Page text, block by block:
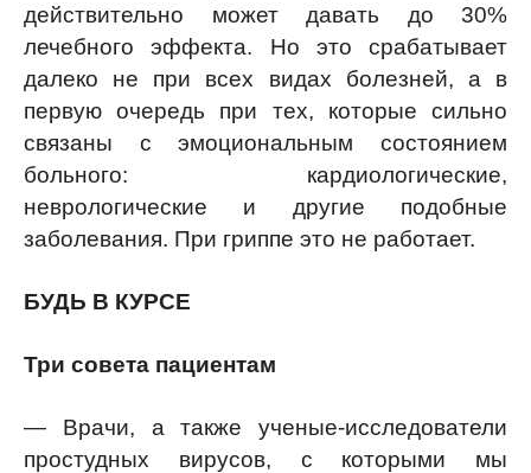
действительно может давать до 30%
лечебного эффекта. Но это срабатывает
далеко не при всех видах болезней, а в
первую очередь при тех, которые сильно
связаны с эмоциональным состоянием
больного: кардиологические,
неврологические и другие подобные
заболевания. При гриппе это не работает.
БУДЬ В КУРСЕ
Три совета пациентам
— Врачи, а также ученые-исследователи
простудных вирусов, с которыми мы